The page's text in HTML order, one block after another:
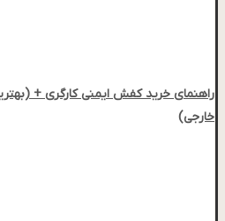
راهنمای خرید کفش ایمنی کارگری +
خارجی)